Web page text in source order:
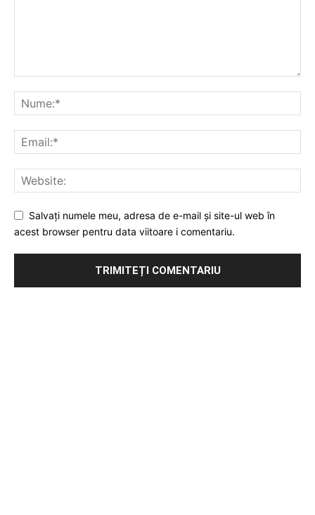
Salvați numele meu, adresa de e-mail și site-ul web în
acest browser pentru data viitoare i comentariu.